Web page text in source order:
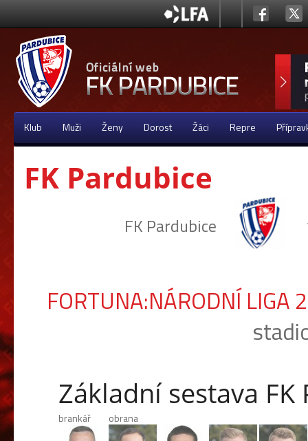
Klub Muži Ženy Dorost Žáci Repre
FK Pardubice
FK Pardubice
FORTUNA:NÁRODNÍ
Základní sestava FK
brankář obrana